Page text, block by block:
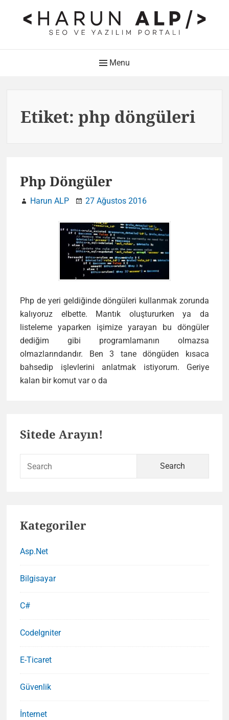
HARUN ALP Kişisel Blog –
SEO ve Yazılım Portalı
Menu
Etiket: php döngüleri
Php Döngüler
Harun ALP 27 Ağustos 2016
Php de yeri geldiğinde döngüleri kullanmak zorunda
kalıyoruz elbette. Mantık oluştururken ya da
listeleme yaparken işimize yarayan bu döngüler
dediğim gibi programlamanın olmazsa
olmazlarındandır. Ben 3 tane döngüden kısaca
bahsedip işlevlerini anlatmak istiyorum. Geriye
kalan bir komut var o da
Sitede Arayın!
Kategoriler
Asp.Net
Bilgisayar
C#
CodeIgniter
E-Ticaret
Güvenlik
İnternet